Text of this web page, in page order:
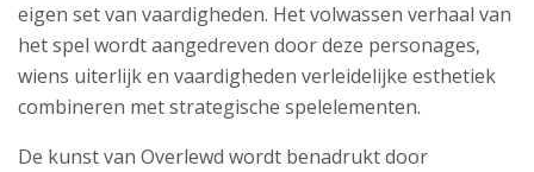
eigen set van vaardigheden. Het volwassen verhaal van
het spel wordt aangedreven door deze personages,
wiens uiterlijk en vaardigheden verleidelijke esthetiek
combineren met strategische spelelementen.
De kunst van Overlewd wordt benadrukt door